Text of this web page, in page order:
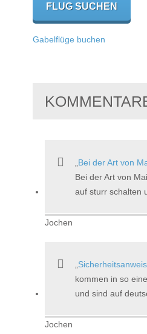
Gabelflüge buchen
Bei der Art von
Bei der Art von
auf sturr schalten
Jochen
kommen in so
und sind auf
Jochen